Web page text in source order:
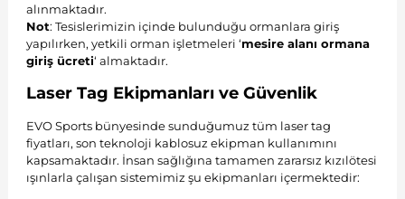
alınmaktadır.
Not: Tesislerimizin içinde bulunduğu ormanlara giriş
yapılırken, yetkili orman işletmeleri ‘mesire alanı ormana
giriş ücreti‘ almaktadır.
Laser Tag Ekipmanları ve Güvenlik
EVO Sports bünyesinde sunduğumuz tüm laser tag
fiyatları, son teknoloji kablosuz ekipman kullanımını
kapsamaktadır. İnsan sağlığına tamamen zararsız kızılötesi
ışınlarla çalışan sistemimiz şu ekipmanları içermektedir: